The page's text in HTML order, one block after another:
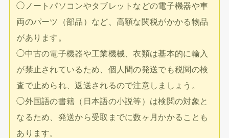
◯ノートパソコンやタブレットなどの電子機器や車
両のパーツ（部品）など、高額な関税がかかる物品
があります。
◯中古の電子機器や工業機械、衣類は基本的に輸入
が禁止されているため、個人間の発送でも税関の検
査で止められ、返送されるので注意しましょう。
◯外国語の書籍（日本語の小説等）は検閲の対象と
なるため、発送から受取までに数ヶ月かかることも
あります。